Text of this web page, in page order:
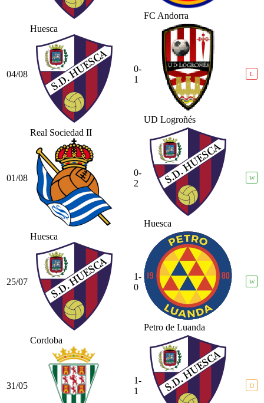
FC Andorra
04/08
Huesca
0-
1
UD Logroñés
L
01/08
Real Sociedad II
0-
2
Huesca
W
25/07
Huesca
1-
0
Petro de Luanda
W
31/05
Cordoba
1-
1
D